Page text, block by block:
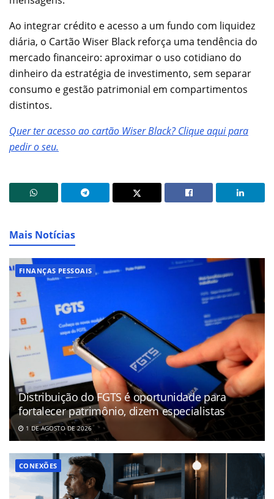
Ao integrar crédito e acesso a um fundo com liquidez
diária, o Cartão Wiser Black reforça uma tendência do
mercado financeiro: aproximar o uso cotidiano do
dinheiro da estratégia de investimento, sem separar
consumo e gestão patrimonial em compartimentos
distintos.
Quer ter acesso ao cartão Wiser Black? Clique aqui para
pedir o seu.
Mais Notícias
FINANÇAS PESSOAIS
Distribuição do FGTS é oportunidade para
fortalecer patrimônio, dizem especialistas
1 DE AGOSTO DE 2026
CONEXÕES